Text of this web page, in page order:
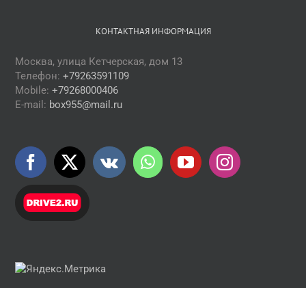
КОНТАКТНАЯ ИНФОРМАЦИЯ
Москва, улица Кетчерская, дом 13
Телефон:+79263591109
Mobile:+79268000406
E-mail: box955@mail.ru